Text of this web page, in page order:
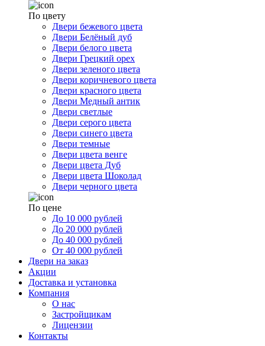
По цвету
Двери бежевого цвета
Двери Белёный дуб
Двери белого цвета
Двери Грецкий орех
Двери зеленого цвета
Двери коричневого цвета
Двери красного цвета
Двери Медный антик
Двери светлые
Двери серого цвета
Двери синего цвета
Двери темные
Двери цвета венге
Двери цвета Дуб
Двери цвета Шоколад
Двери черного цвета
По цене
До 10 000 рублей
До 20 000 рублей
До 40 000 рублей
От 40 000 рублей
Двери на заказ
Акции
Доставка и установка
Компания
О нас
Застройщикам
Лицензии
Контакты